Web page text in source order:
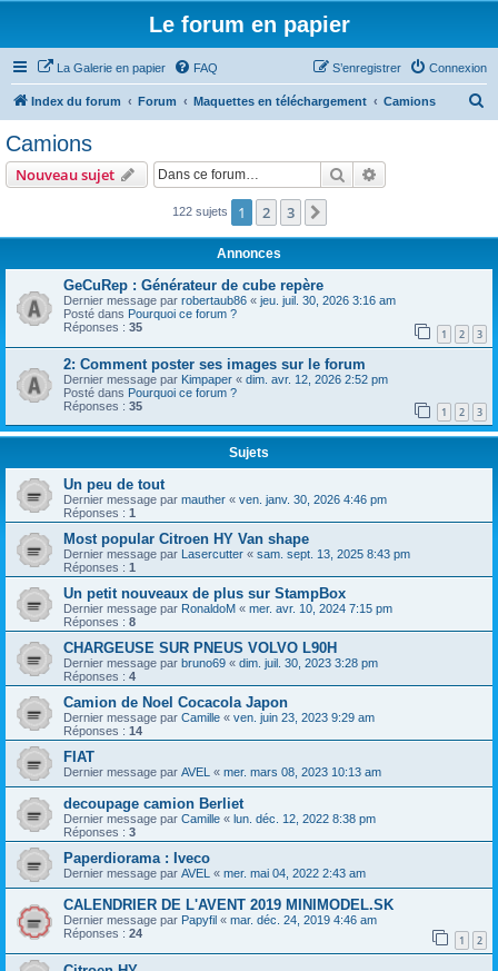
Le forum en papier
La Galerie en papier FAQ Connexion
S’enregistrer
Index du forum Forum Maquettes en téléchargement Camions
r
Camions
Nouveau sujet Rechercher
122 sujets 1 2 3
Annonces
GeCuRep : Générateur de cube repère
Dernier message par robertaub86 « jeu. juil. 30, 2026 3:16 am
Posté dans Pourquoi ce forum ?
Réponses : 35 1 2 3
2: Comment poster ses images sur le forum
Dernier message par Kimpaper « dim. avr. 12, 2026 2:52 pm
Posté dans Pourquoi ce forum ?
Réponses : 35 1 2 3
Sujets
Un peu de tout
Dernier message par mauther « ven. janv. 30, 2026 4:46 pm
Réponses : 1
Most popular Citroen HY Van shape
Dernier message par Lasercutter « sam. sept. 13, 2025 8:43 pm
Réponses : 1
Un petit nouveaux de plus sur StampBox
Dernier message par RonaldoM « mer. avr. 10, 2024 7:15 pm
Réponses : 8
CHARGEUSE SUR PNEUS VOLVO L90H
Dernier message par bruno69 « dim. juil. 30, 2023 3:28 pm
Réponses : 4
Camion de Noel Cocacola Japon
Dernier message par Camille « ven. juin 23, 2023 9:29 am
Réponses : 14
FIAT
Dernier message par AVEL « mer. mars 08, 2023 10:13 am
decoupage camion Berliet
Dernier message par Camille « lun. déc. 12, 2022 8:38 pm
Réponses : 3
Paperdiorama : Iveco
Dernier message par AVEL « mer. mai 04, 2022 2:43 am
CALENDRIER DE L'AVENT 2019 MINIMODEL.SK
Dernier message par Papyfil « mar. déc. 24, 2019 4:46 am
Réponses : 24 1 2